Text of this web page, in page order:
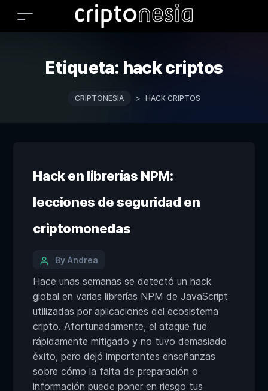
Etiqueta: hack criptos
CRIPTONESIA > HACK CRIPTOS
Hack en librerías NPM:
lecciones de seguridad en
criptomonedas
By Andrea
Hace unas semanas se detectó un hack
global en varias librerías NPM de JavaScript
utilizadas por aplicaciones del ecosistema
cripto. Afortunadamente, el ataque fue
rápidamente mitigado y no tuvo demasiado
éxito, pero dejó importantes enseñanzas
sobre cómo la falta de preparación o
información puede poner en riesgo tus